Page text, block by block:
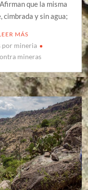
que la misma
cimbrada y sin agua;
MÁS
por mineria
mineras